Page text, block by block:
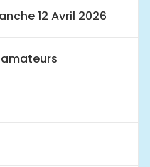
12 Avril 2026